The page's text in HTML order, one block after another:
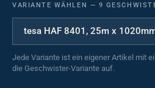
VARIANTE WÄHLEN — 9
Jede Variante ist ein eigener Artikel mit
die Geschwister-Variante auf.